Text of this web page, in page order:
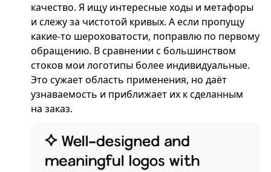
качество. Я ищу интересные ходы и метафоры
и слежу за чистотой кривых. А если пропущу
какие-то шероховатости, поправлю по первому
обращению. В сравнении с большинством
стоков мои логотипы более индивидуальные.
Это сужает область применения, но даёт
узнаваемость и приближает их к сделанным
на заказ.